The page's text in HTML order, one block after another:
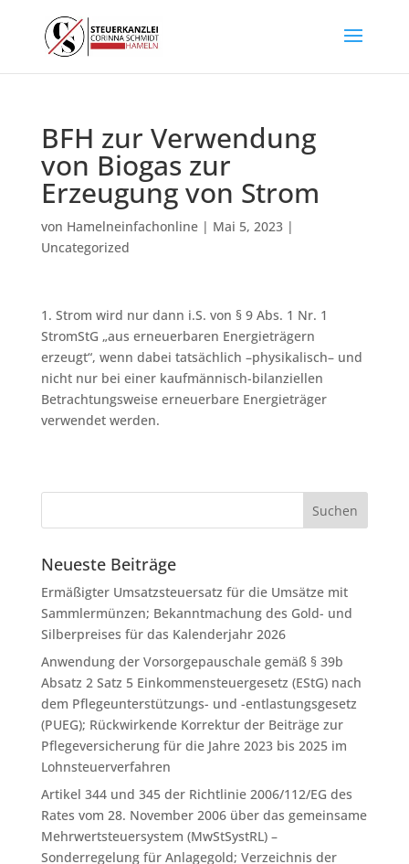
BFH zur Verwendung
von Biogas zur
Erzeugung von Strom
von Hamelneinfachonline| Mai 5, 2023|
Uncategorized
1. Strom wird nur dann i.S. von § 9 Abs. 1 Nr. 1
StromStG „aus erneuerbaren Energieträgern
erzeugt“, wenn dabei tatsächlich –physikalisch– und
nicht nur bei einer kaufmännisch-bilanziellen
Betrachtungsweise erneuerbare Energieträger
verwendet werden.
Neueste Beiträge
Ermäßigter Umsatzsteuersatz für die Umsätze mit
Sammlermünzen; Bekanntmachung des Gold- und
Silberpreises für das Kalenderjahr 2026
Anwendung der Vorsorgepauschale gemäß § 39b
Absatz 2 Satz 5 Einkommensteuergesetz (EStG) nach
dem Pflegeunterstützungs- und -entlastungsgesetz
(PUEG); Rückwirkende Korrektur der Beiträge zur
Pflegeversicherung für die Jahre 2023 bis 2025 im
Lohnsteuerverfahren
Artikel 344 und 345 der Richtlinie 2006/112/EG des
Rates vom 28. November 2006 über das gemeinsame
Mehrwertsteuersystem (MwStSystRL) –
Sonderregelung für Anlagegold; Verzeichnis der